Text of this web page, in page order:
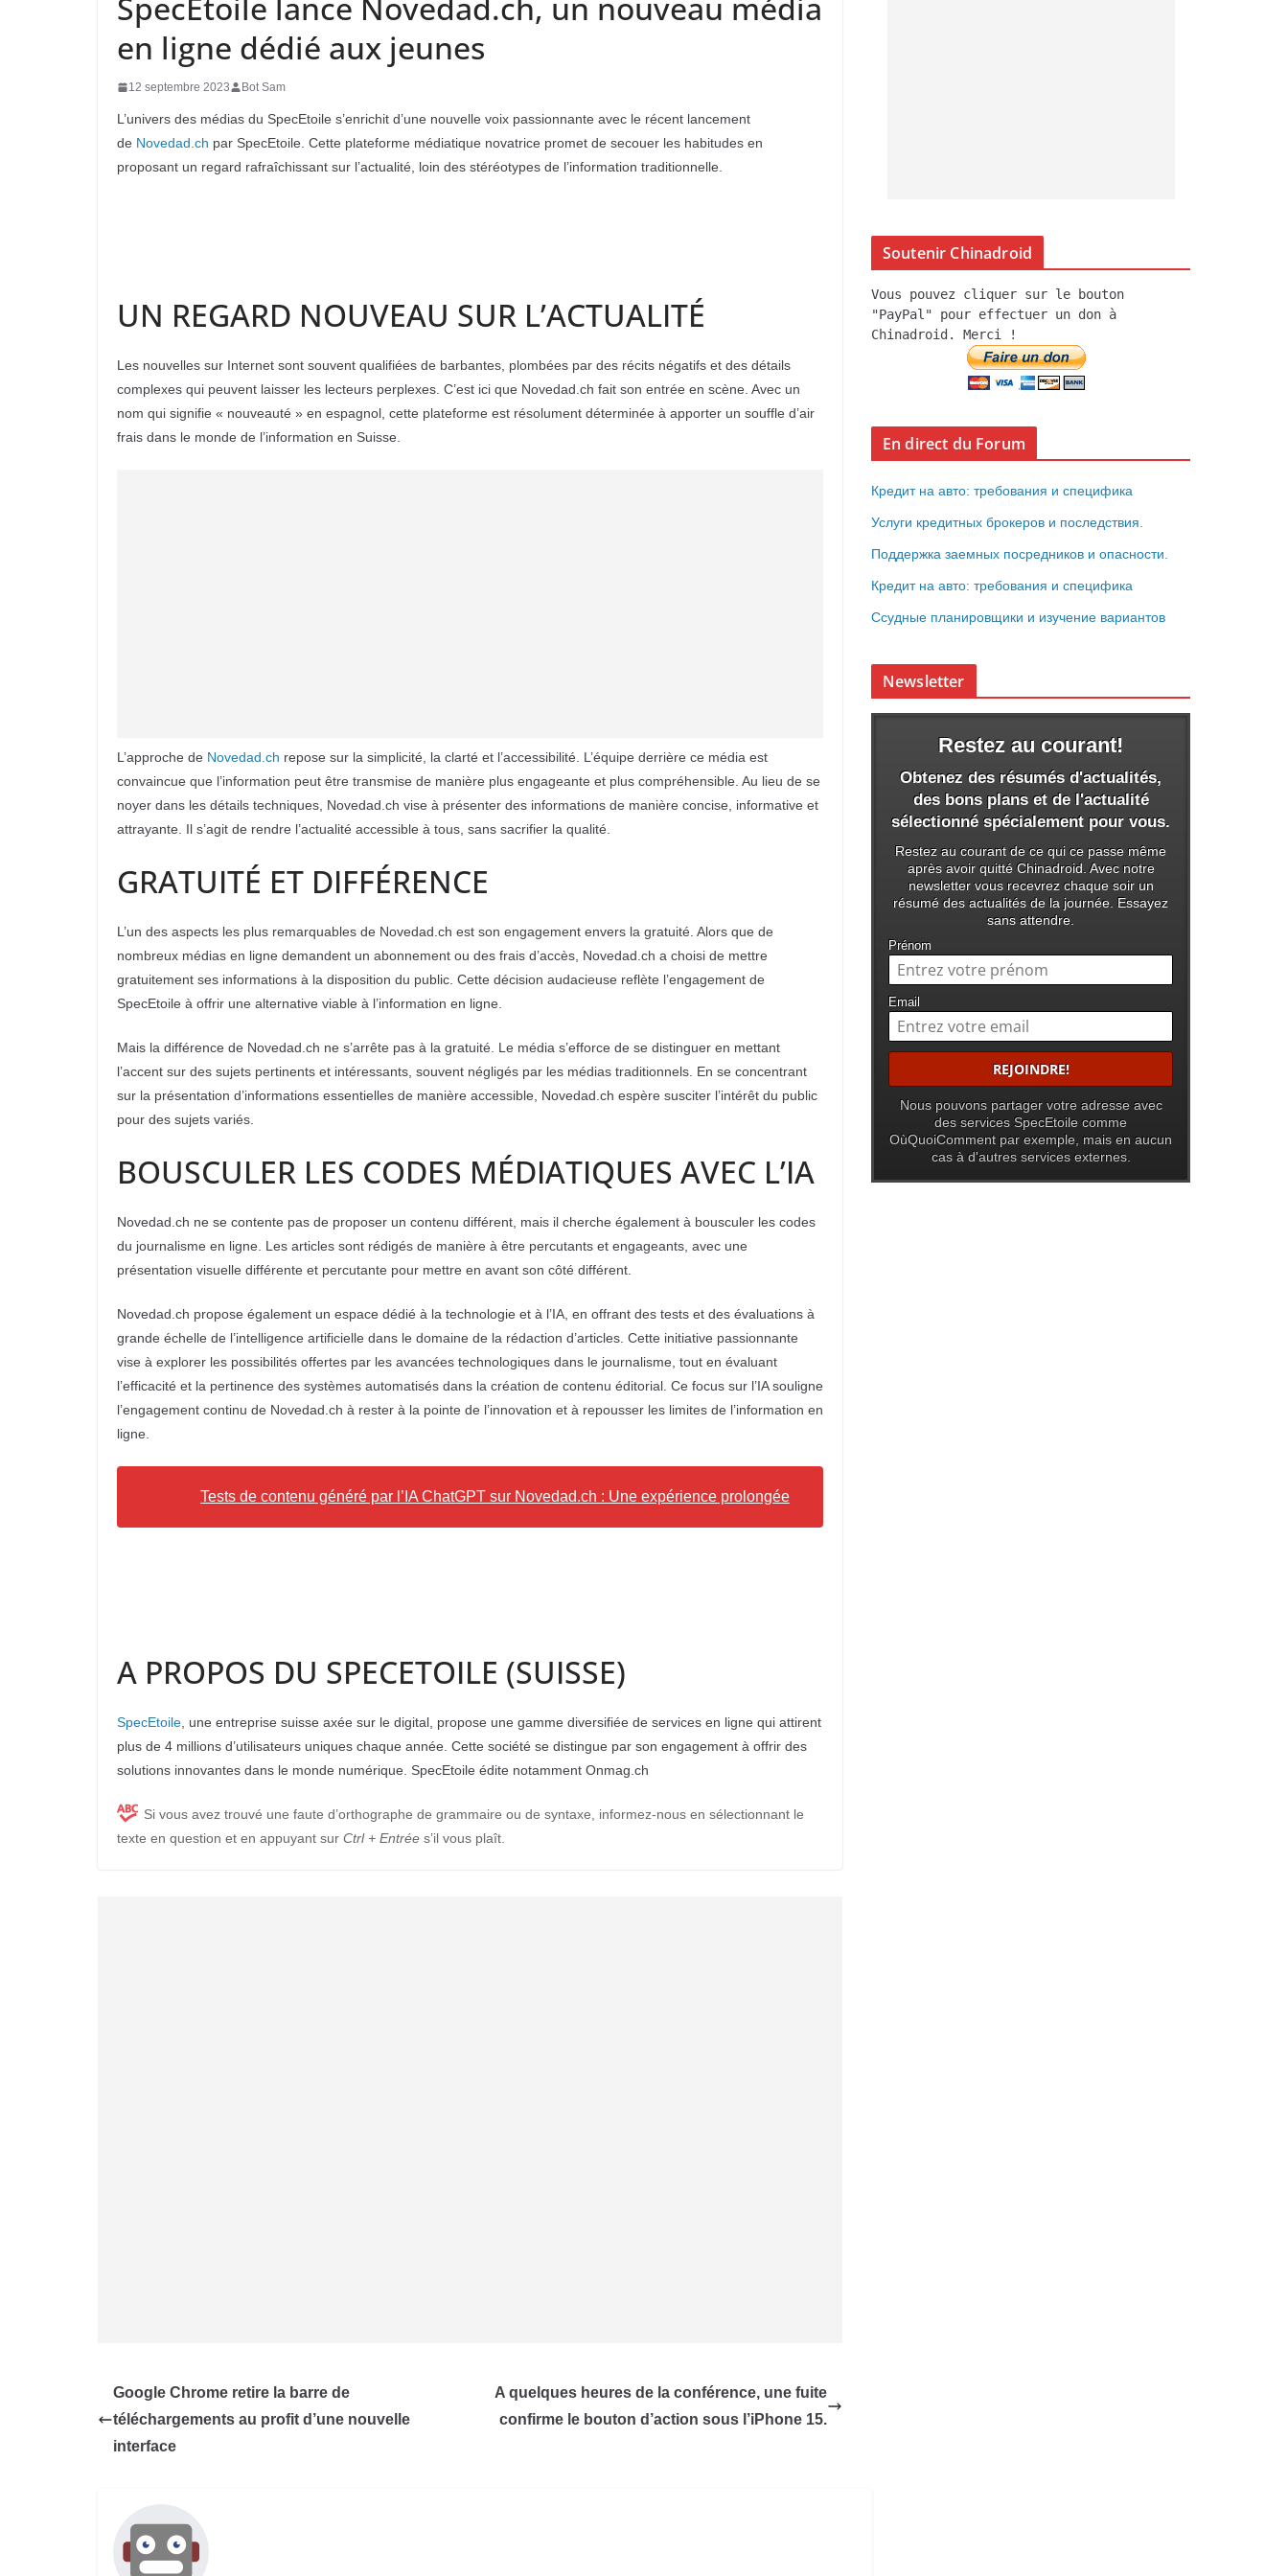
SpecEtoile lance Novedad.ch, un nouveau média
en ligne dédié aux jeunes
12 septembre 2023 Bot Sam
L’univers des médias du SpecEtoile s’enrichit d’une nouvelle voix passionnante avec le récent lancement
de Novedad.ch par SpecEtoile. Cette plateforme médiatique novatrice promet de secouer les habitudes en
proposant un regard rafraîchissant sur l’actualité, loin des stéréotypes de l’information traditionnelle.
UN REGARD NOUVEAU SUR L’ACTUALITÉ
Les nouvelles sur Internet sont souvent qualifiées de barbantes, plombées par des récits négatifs et des détails
complexes qui peuvent laisser les lecteurs perplexes. C’est ici que Novedad.ch fait son entrée en scène. Avec un
nom qui signifie « nouveauté » en espagnol, cette plateforme est résolument déterminée à apporter un souffle d’air
frais dans le monde de l’information en Suisse.
L’approche de Novedad.ch repose sur la simplicité, la clarté et l’accessibilité. L’équipe derrière ce média est
convaincue que l’information peut être transmise de manière plus engageante et plus compréhensible. Au lieu de se
noyer dans les détails techniques, Novedad.ch vise à présenter des informations de manière concise, informative et
attrayante. Il s’agit de rendre l’actualité accessible à tous, sans sacrifier la qualité.
GRATUITÉ ET DIFFÉRENCE
L’un des aspects les plus remarquables de Novedad.ch est son engagement envers la gratuité. Alors que de
nombreux médias en ligne demandent un abonnement ou des frais d’accès, Novedad.ch a choisi de mettre
gratuitement ses informations à la disposition du public. Cette décision audacieuse reflète l’engagement de
SpecEtoile à offrir une alternative viable à l’information en ligne.
Mais la différence de Novedad.ch ne s’arrête pas à la gratuité. Le média s’efforce de se distinguer en mettant
l’accent sur des sujets pertinents et intéressants, souvent négligés par les médias traditionnels. En se concentrant
sur la présentation d’informations essentielles de manière accessible, Novedad.ch espère susciter l’intérêt du public
pour des sujets variés.
BOUSCULER LES CODES MÉDIATIQUES AVEC L’IA
Novedad.ch ne se contente pas de proposer un contenu différent, mais il cherche également à bousculer les codes
du journalisme en ligne. Les articles sont rédigés de manière à être percutants et engageants, avec une
présentation visuelle différente et percutante pour mettre en avant son côté différent.
Novedad.ch propose également un espace dédié à la technologie et à l’IA, en offrant des tests et des évaluations à
grande échelle de l’intelligence artificielle dans le domaine de la rédaction d’articles. Cette initiative passionnante
vise à explorer les possibilités offertes par les avancées technologiques dans le journalisme, tout en évaluant
l’efficacité et la pertinence des systèmes automatisés dans la création de contenu éditorial. Ce focus sur l’IA souligne
l’engagement continu de Novedad.ch à rester à la pointe de l’innovation et à repousser les limites de l’information en
ligne.
Tests de contenu généré par l’IA ChatGPT sur Novedad.ch : Une expérience prolongée
A PROPOS DU SPECETOILE (SUISSE)
SpecEtoile, une entreprise suisse axée sur le digital, propose une gamme diversifiée de services en ligne qui attirent
plus de 4 millions d’utilisateurs uniques chaque année. Cette société se distingue par son engagement à offrir des
solutions innovantes dans le monde numérique. SpecEtoile édite notamment Onmag.ch
Si vous avez trouvé une faute d’orthographe de grammaire ou de syntaxe, informez-nous en sélectionnant le
texte en question et en appuyant sur Ctrl + Entrée s’il vous plaît.
Google Chrome retire la barre de
téléchargements au profit d’une nouvelle
interface
A quelques heures de la conférence, une fuite
confirme le bouton d’action sous l’iPhone 15.
Soutenir Chinadroid
Vous pouvez cliquer sur le bouton
"PayPal" pour effectuer un don à
Chinadroid. Merci !
En direct du Forum
Кредит на авто: требования и специфика
Услуги кредитных брокеров и последствия.
Поддержка заемных посредников и опасности.
Кредит на авто: требования и специфика
Ссудные планировщики и изучение вариантов
Newsletter
Restez au courant!
Obtenez des résumés d'actualités,
des bons plans et de l'actualité
sélectionné spécialement pour vous.
Restez au courant de ce qui ce passe même
après avoir quitté Chinadroid. Avec notre
newsletter vous recevrez chaque soir un
résumé des actualités de la journée. Essayez
sans attendre.
Prénom
Email
Nous pouvons partager votre adresse avec
des services SpecEtoile comme
OùQuoiComment par exemple, mais en aucun
cas à d'autres services externes.